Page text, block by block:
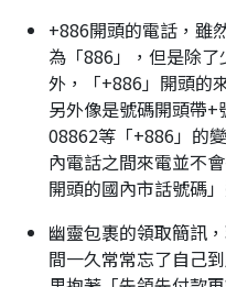
+886開頭的電話，雖
為「886」，但是除
外，「+886」開頭的
另外像是號碼開頭帶+
08862等「+886」的
內電話之間來電並不
開頭的國內市話號碼
幽靈包裹的領取簡訊
間一久常常忘了自己